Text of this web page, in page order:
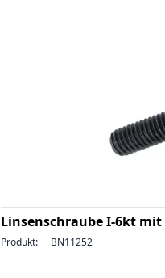
Linsenschraube I-6kt mit
Produkt: BN11252